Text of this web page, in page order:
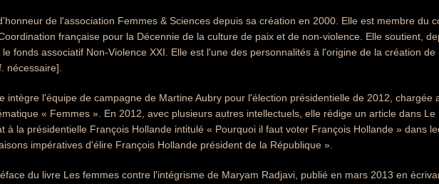
de l'association Femmes & Sciences depuis sa création en 2000. Elle est membre du
française pour la Décennie de la culture de paix et de non-violence. Elle soutient,
fonds associatif Non-Violence XXI. Elle est l'une des personnalités à l'origine de la création
nécessaire].
intègre l'équipe de campagne de Martine Aubry pour l'élection présidentielle de 2012, chargée
« Femmes ». En 2012, avec plusieurs autres intellectuels, elle rédige un article dans Le
à la présidentielle François Hollande intitulé « Pourquoi il faut voter François Hollande » dans
impératives d'élire François Hollande président de la République ».
du livre Les femmes contre l'intégrisme de Maryam Radjavi, publié en mars 2013 en